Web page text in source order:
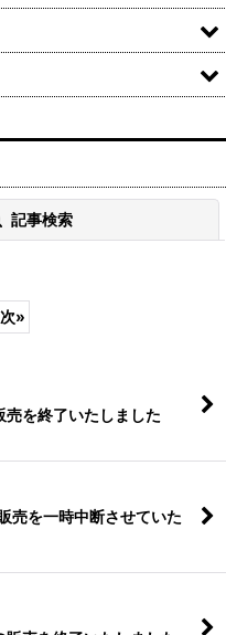
記事検索
次»
売を終了いたしました
売を一時中断させていた